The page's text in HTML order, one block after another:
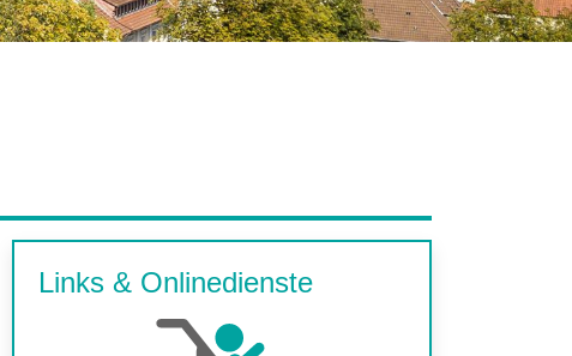
Links & Onlinedienste